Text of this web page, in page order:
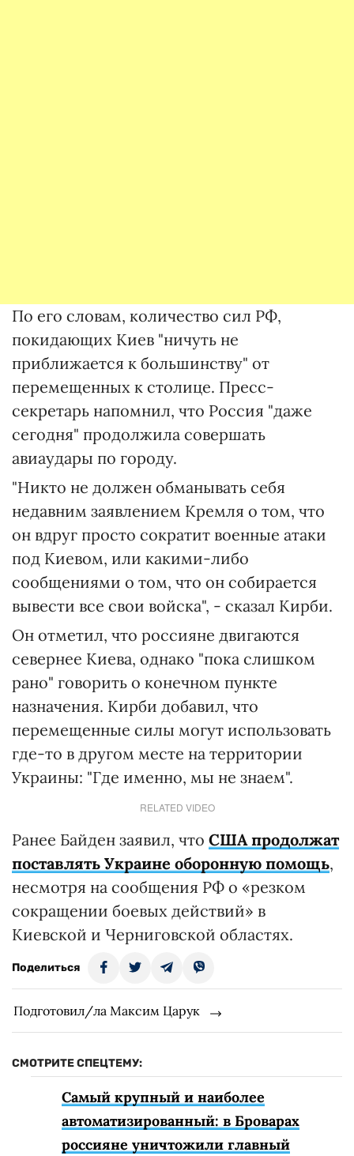
По его словам, количество сил РФ,
покидающих Киев "ничуть не
приближается к большинству" от
перемещенных к столице. Пресс-
секретарь напомнил, что Россия "даже
сегодня" продолжила совершать
авиаудары по городу.
"Никто не должен обманывать себя
недавним заявлением Кремля о том, что
он вдруг просто сократит военные атаки
под Киевом, или какими-либо
сообщениями о том, что он собирается
вывести все свои войска", - сказал Кирби.
Он отметил, что россияне двигаются
севернее Киева, однако "пока слишком
рано" говорить о конечном пункте
назначения. Кирби добавил, что
перемещенные силы могут использовать
где-то в другом месте на территории
Украины: "Где именно, мы не знаем".
RELATED VIDEO
Ранее Байден заявил, что США продолжат
поставлять Украине оборонную помощь,
несмотря на сообщения РФ о «резком
сокращении боевых действий» в
Киевской и Черниговской областях.
Поделиться
Подготовил/ла Максим Царук
СМОТРИТЕ СПЕЦТЕМУ:
Самый крупный и наиболее
автоматизированный: в Броварах
россияне уничтожили главный